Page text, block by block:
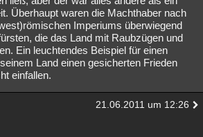
Überhaupt waren die Machthaber nach
Imperiums überwiegend
die das Land mit Raubzügen und
Ein leuchtendes Beispiel für einen
Land einen gesicherten Frieden
einfallen.
21.06.2011 um 12:26